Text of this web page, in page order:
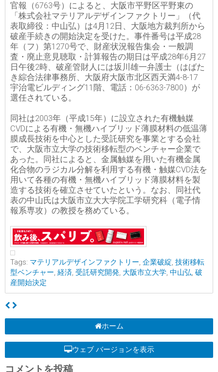
官報（6763号）によると、大阪市平野区平野東の
「株式会社マテリアルデザインファクトリー」（代
表取締役：中山弘）は4月12日、大阪地方裁判所から
破産手続きの開始決定を受けた。事件番号は平成28
年（フ）第1270号で、財産状況報告集会・一般調
査・廃止意見聴取・計算報告の期日は平成28年6月27
日午後2時、破産管財人には坂川雄一弁護士（はばた
き綜合法律事務所、大阪府大阪市北区西天満4-8-17
宇治電ビルディング11階、電話：06-6363-7800）が
選任されている。
同社は2003年（平成15年）に設立された有機触媒
CVDによる有機・無機ハイブリッド薄膜材料の低温薄
膜成長技術を中心とした受託研究を事業とする会社
で、大阪市立大学の技術移転型のベンチャー企業で
あった。同社によると、金属触媒を用いた有機金属
化合物のラジカル分解を利用する有機・触媒CVD法を
用いて各種の有機・無機ハイブリッド薄膜材料を製
造する技術を確立させていたという。なお、同社代
表の中山氏は大阪市立大大学院工学研究科（電子情
報系専攻）の教授を務めている。
Tags: マテリアルデザインファクトリー, 企業破綻, 技術移転
型ベンチャー, 経済, 受託研究開発, 大阪市立大学, 中山弘, 破
産開始決定
ホーム
ウェブ バージョンを表示
コメントを投稿